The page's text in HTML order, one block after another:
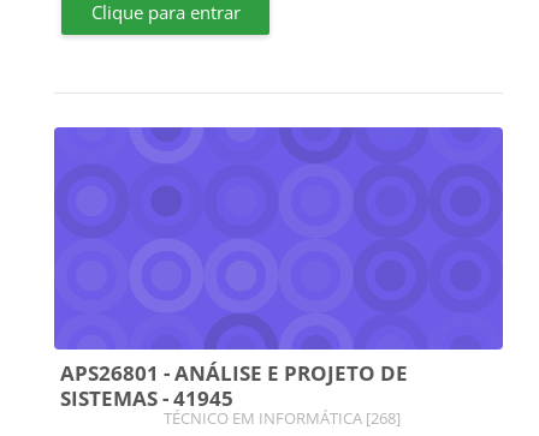
Clique para entrar
APS26801 - ANÁLISE E PROJETO DE
SISTEMAS - 41945
Categoria do curso
TÉCNICO EM INFORMÁTICA [268]